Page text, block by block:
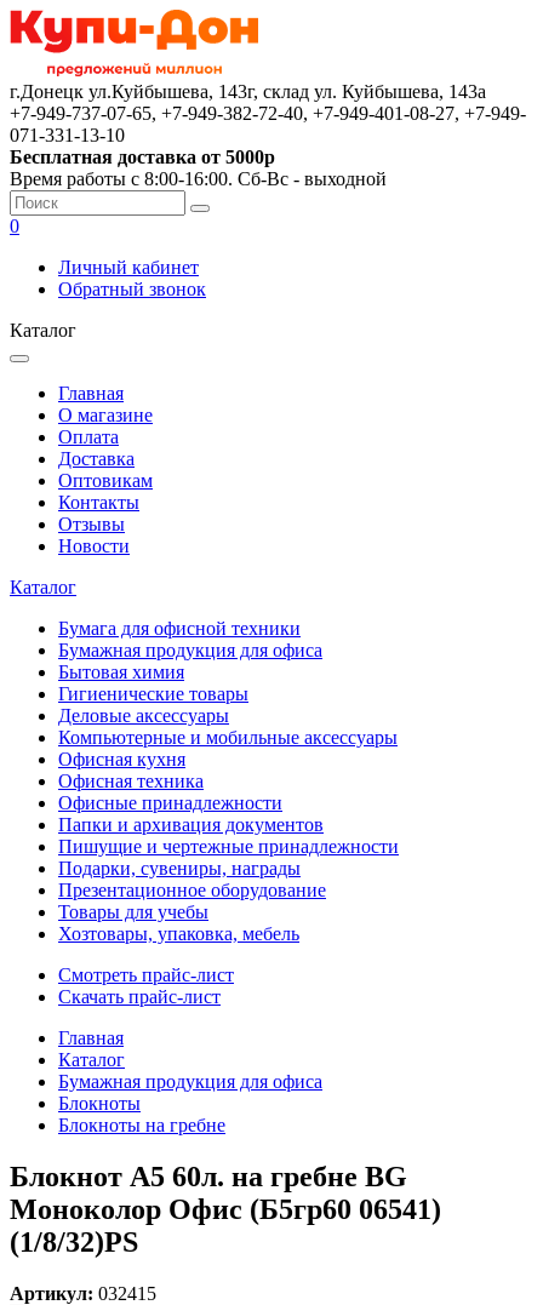
г.Донецк ул.Куйбышева, 143г, склад ул. Куйбышева, 143а
+7-949-737-07-65, +7-949-382-72-40, +7-949-401-08-27, +7-949-
071-331-13-10
Бесплатная доставка от 5000р
Время работы с 8:00-16:00. Сб-Вс - выходной
0
Личный кабинет
Обратный звонок
Каталог
Главная
О магазине
Оплата
Доставка
Оптовикам
Контакты
Отзывы
Новости
Каталог
Бумага для офисной техники
Бумажная продукция для офиса
Бытовая химия
Гигиенические товары
Деловые аксессуары
Компьютерные и мобильные аксессуары
Офисная кухня
Офисная техника
Офисные принадлежности
Папки и архивация документов
Пишущие и чертежные принадлежности
Подарки, сувениры, награды
Презентационное оборудование
Товары для учебы
Хозтовары, упаковка, мебель
Смотреть прайс-лист
Скачать прайс-лист
Главная
Каталог
Бумажная продукция для офиса
Блокноты
Блокноты на гребне
Блокнот А5 60л. на гребне BG
Моноколор Офис (Б5гр60 06541)
(1/8/32)PS
Артикул: 032415